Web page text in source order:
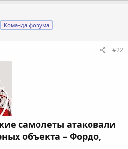
Команда форума
#22
самолеты атаковали
объекта – Фордо,